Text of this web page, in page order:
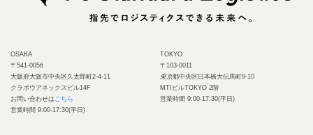
OSAKA
〒541-0056
大阪府大阪市中央区久太郎町2-4-11
クラボウアネックスビル14F
お問い合わせは こちら
営業時間 9:00-17:30(平日)
TOKYO
〒103-0011
東京都中央区日本橋大伝馬町9-10
MTIビルTOKYO 2階
営業時間 9:00-17:30(平日)